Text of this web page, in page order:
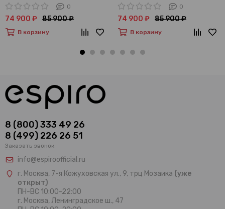
0
74 900 ₽ 85 900 ₽
В корзину
0
74 900 ₽ 85 900 ₽
В корзину
8 (800) 333 49 26
8 (499) 226 26 51
Заказать звонок
info@espiroofficial.ru
г. Москва, 7-я Кожуховская ул., 9, трц Мозаика (уже
открыт)
ПН-ВС 10:00-22:00
г. Москва, Ленинградское ш., 47